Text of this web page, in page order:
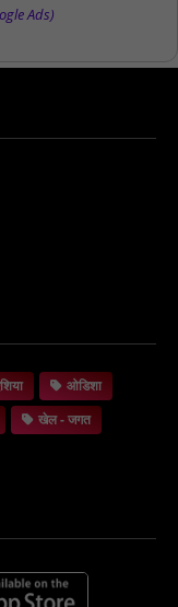
Ads)
ओडिशा
खेल - जगत